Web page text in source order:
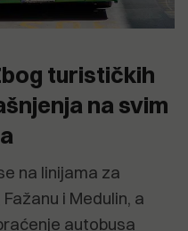
turističkih
na svim
na linijama za
i Medulin, a
autobusa